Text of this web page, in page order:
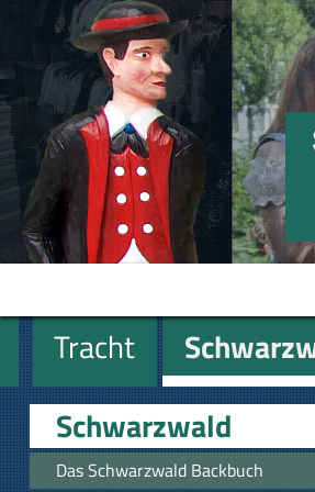
Tracht
Miniaturen
Schwarzwald
Das Schwarzwald Backbuch